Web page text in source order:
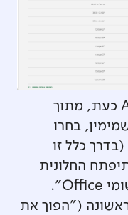
שינוי הגדרות .ActiveX כעת, מתוך
בחרו
באפשרות "הגדרות "ActiveX (בדרך כלל זו
החלונית
"הגדרות ActiveX עבור כל יישומי Office".
("הפוך את